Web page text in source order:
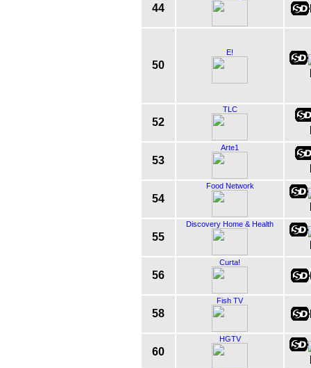
44
50
E!
52
TLC
53
Arte1
54
Food Network
55
Discovery Home & Health
56
Curta!
58
Fish TV
60
HGTV